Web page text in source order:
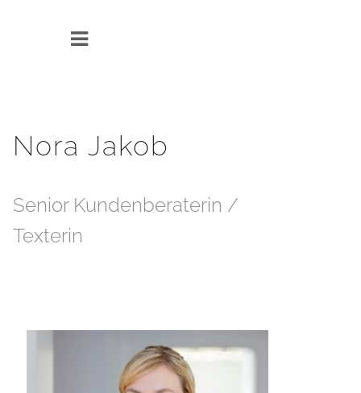
Nora Jakob
Senior Kundenberaterin /
Texterin